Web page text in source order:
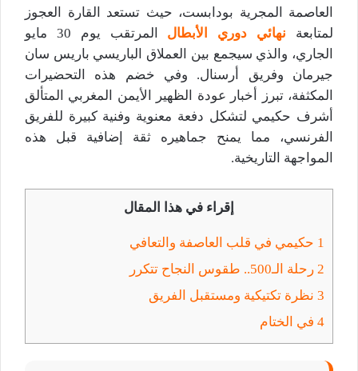
العاصمة المجرية بودابست، حيث تستعد القارة العجوز
لمتابعة نهائي دوري الأبطال
المرتقب يوم 30 مايو
الجاري، والذي سيجمع بين العملاق الباريسي باريس سان
جيرمان وفريق أرسنال. وفي خضم هذه التحضيرات
المكثفة، تبرز أخبار عودة الظهير الأيمن المغربي المتألق
أشرف حكيمي لتشكل دفعة معنوية وفنية كبيرة للفريق
الفرنسي، مما يمنح جماهيره ثقة إضافية قبل هذه
المواجهة التاريخية.
إقراء في هذا المقال
1 حكيمي في قلب العاصفة والتعافي
2 رحلة الـ500.. طقوس النجاح تتكرر
3 نظرة تكتيكية ومستقبل الفريق
4 في الختام